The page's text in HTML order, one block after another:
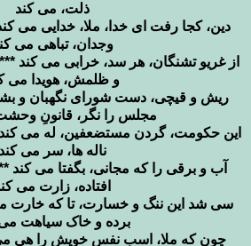
ذلت، می کند
دین، کجا رفت ای خدا، ملا، خدایی می
وجدان، تباهی می
از غریو تشنگان، هر سد، خرابی می کند
و ظلمش، هویدا می
ریش و قیچی، دست شورای نگهبان و
مجلس را نگر، قانونِ
این حکومت، گردن مستضعفین، له می
ناله ها، سر می کند
آب و برقی را که مجانی، بگفتا می کند
افتاده، زارت می
سی شد این ننگ و خسارت، تا که خارت
برده و خاک سیاهت
چون که ملا، اسب نفس خویش را هی می